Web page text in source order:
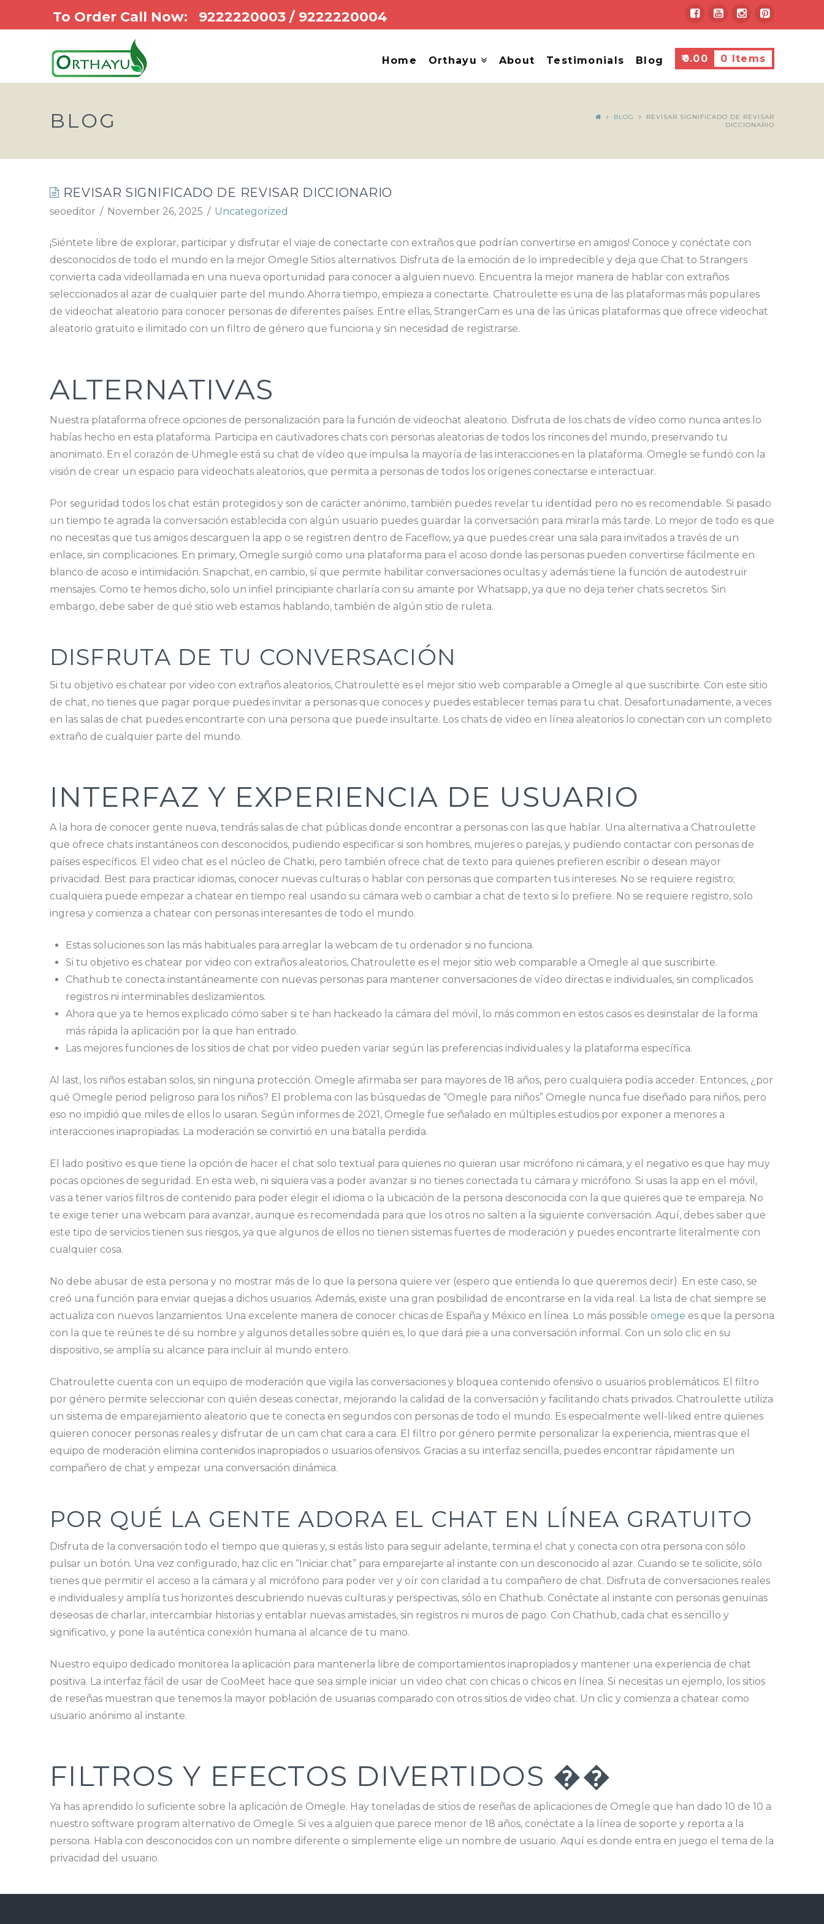
To Order Call Now: 9222220003/ 9222220004
Home Orthayu About Testimonials Blog ₹0.00 0 Items
BLOG BLOG
REVISAR SIGNIFICADO DE REVISAR
DICCIONARIO
REVISAR SIGNIFICADO DE REVISAR DICCIONARIO
seoeditor November 26, 2025 Uncategorized
¡Siéntete libre de explorar, participar y disfrutar el viaje de conectarte con extraños que podrían convertirse en amigos! Conoce y conéctate con
desconocidos de todo el mundo en la mejor Omegle Sitios alternativos. Disfruta de la emoción de lo impredecible y deja que Chat to Strangers
convierta cada videollamada en una nueva oportunidad para conocer a alguien nuevo. Encuentra la mejor manera de hablar con extraños
seleccionados al azar de cualquier parte del mundo.Ahorra tiempo, empieza a conectarte. Chatroulette es una de las plataformas más populares
de videochat aleatorio para conocer personas de diferentes países. Entre ellas, StrangerCam es una de las únicas plataformas que ofrece videochat
aleatorio gratuito e ilimitado con un filtro de género que funciona y sin necesidad de registrarse.
ALTERNATIVAS
Nuestra plataforma ofrece opciones de personalización para la función de videochat aleatorio. Disfruta de los chats de vídeo como nunca antes lo
habías hecho en esta plataforma. Participa en cautivadores chats con personas aleatorias de todos los rincones del mundo, preservando tu
anonimato. En el corazón de Uhmegle está su chat de vídeo que impulsa la mayoría de las interacciones en la plataforma. Omegle se fundó con la
visión de crear un espacio para videochats aleatorios, que permita a personas de todos los orígenes conectarse e interactuar.
Por seguridad todos los chat están protegidos y son de carácter anónimo, también puedes revelar tu identidad pero no es recomendable. Si pasado
un tiempo te agrada la conversación establecida con algún usuario puedes guardar la conversación para mirarla más tarde. Lo mejor de todo es que
no necesitas que tus amigos descarguen la app o se registren dentro de Faceflow, ya que puedes crear una sala para invitados a través de un
enlace, sin complicaciones. En primary, Omegle surgió como una plataforma para el acoso donde las personas pueden convertirse fácilmente en
blanco de acoso e intimidación. Snapchat, en cambio, sí que permite habilitar conversaciones ocultas y además tiene la función de autodestruir
mensajes. Como te hemos dicho, solo un infiel principiante charlaría con su amante por Whatsapp, ya que no deja tener chats secretos. Sin
embargo, debe saber de qué sitio web estamos hablando, también de algún sitio de ruleta.
DISFRUTA DE TU CONVERSACIÓN
Si tu objetivo es chatear por video con extraños aleatorios, Chatroulette es el mejor sitio web comparable a Omegle al que suscribirte. Con este sitio
de chat, no tienes que pagar porque puedes invitar a personas que conoces y puedes establecer temas para tu chat. Desafortunadamente, a veces
en las salas de chat puedes encontrarte con una persona que puede insultarte. Los chats de video en línea aleatorios lo conectan con un completo
extraño de cualquier parte del mundo.
INTERFAZ Y EXPERIENCIA DE USUARIO
A la hora de conocer gente nueva, tendrás salas de chat públicas donde encontrar a personas con las que hablar. Una alternativa a Chatroulette
que ofrece chats instantáneos con desconocidos, pudiendo especificar si son hombres, mujeres o parejas, y pudiendo contactar con personas de
países específicos. El video chat es el núcleo de Chatki, pero también ofrece chat de texto para quienes prefieren escribir o desean mayor
privacidad. Best para practicar idiomas, conocer nuevas culturas o hablar con personas que comparten tus intereses. No se requiere registro;
cualquiera puede empezar a chatear en tiempo real usando su cámara web o cambiar a chat de texto si lo prefiere. No se requiere registro, solo
ingresa y comienza a chatear con personas interesantes de todo el mundo.
Estas soluciones son las más habituales para arreglar la webcam de tu ordenador si no funciona.
Si tu objetivo es chatear por video con extraños aleatorios, Chatroulette es el mejor sitio web comparable a Omegle al que suscribirte.
Chathub te conecta instantáneamente con nuevas personas para mantener conversaciones de vídeo directas e individuales, sin complicados
registros ni interminables deslizamientos.
Ahora que ya te hemos explicado cómo saber si te han hackeado la cámara del móvil, lo más common en estos casos es desinstalar de la forma
más rápida la aplicación por la que han entrado.
Las mejores funciones de los sitios de chat por video pueden variar según las preferencias individuales y la plataforma específica.
Al last, los niños estaban solos, sin ninguna protección. Omegle afirmaba ser para mayores de 18 años, pero cualquiera podía acceder. Entonces, ¿por
qué Omegle period peligroso para los niños? El problema con las búsquedas de “Omegle para niños” Omegle nunca fue diseñado para niños, pero
eso no impidió que miles de ellos lo usaran. Según informes de 2021, Omegle fue señalado en múltiples estudios por exponer a menores a
interacciones inapropiadas. La moderación se convirtió en una batalla perdida.
El lado positivo es que tiene la opción de hacer el chat solo textual para quienes no quieran usar micrófono ni cámara, y el negativo es que hay muy
pocas opciones de seguridad. En esta web, ni siquiera vas a poder avanzar si no tienes conectada tu cámara y micrófono. Si usas la app en el móvil,
vas a tener varios filtros de contenido para poder elegir el idioma o la ubicación de la persona desconocida con la que quieres que te empareja. No
te exige tener una webcam para avanzar, aunque es recomendada para que los otros no salten a la siguiente conversación. Aquí, debes saber que
este tipo de servicios tienen sus riesgos, ya que algunos de ellos no tienen sistemas fuertes de moderación y puedes encontrarte literalmente con
cualquier cosa.
No debe abusar de esta persona y no mostrar más de lo que la persona quiere ver (espero que entienda lo que queremos decir). En este caso, se
creó una función para enviar quejas a dichos usuarios. Además, existe una gran posibilidad de encontrarse en la vida real. La lista de chat siempre se
actualiza con nuevos lanzamientos. Una excelente manera de conocer chicas de España y México en línea. Lo más possible omege es que la persona
con la que te reúnes te dé su nombre y algunos detalles sobre quién es, lo que dará pie a una conversación informal. Con un solo clic en su
dispositivo, se amplía su alcance para incluir al mundo entero.
Chatroulette cuenta con un equipo de moderación que vigila las conversaciones y bloquea contenido ofensivo o usuarios problemáticos. El filtro
por género permite seleccionar con quién deseas conectar, mejorando la calidad de la conversación y facilitando chats privados. Chatroulette utiliza
un sistema de emparejamiento aleatorio que te conecta en segundos con personas de todo el mundo. Es especialmente well-liked entre quienes
quieren conocer personas reales y disfrutar de un cam chat cara a cara. El filtro por género permite personalizar la experiencia, mientras que el
equipo de moderación elimina contenidos inapropiados o usuarios ofensivos. Gracias a su interfaz sencilla, puedes encontrar rápidamente un
compañero de chat y empezar una conversación dinámica.
POR QUÉ LA GENTE ADORA EL CHAT EN LÍNEA GRATUITO
Disfruta de la conversación todo el tiempo que quieras y, si estás listo para seguir adelante, termina el chat y conecta con otra persona con sólo
pulsar un botón. Una vez configurado, haz clic en “Iniciar chat” para emparejarte al instante con un desconocido al azar. Cuando se te solicite, sólo
tienes que permitir el acceso a la cámara y al micrófono para poder ver y oír con claridad a tu compañero de chat. Disfruta de conversaciones reales
e individuales y amplía tus horizontes descubriendo nuevas culturas y perspectivas, sólo en Chathub. Conéctate al instante con personas genuinas
deseosas de charlar, intercambiar historias y entablar nuevas amistades, sin registros ni muros de pago. Con Chathub, cada chat es sencillo y
significativo, y pone la auténtica conexión humana al alcance de tu mano.
Nuestro equipo dedicado monitorea la aplicación para mantenerla libre de comportamientos inapropiados y mantener una experiencia de chat
positiva. La interfaz fácil de usar de CooMeet hace que sea simple iniciar un video chat con chicas o chicos en línea. Si necesitas un ejemplo, los sitios
de reseñas muestran que tenemos la mayor población de usuarias comparado con otros sitios de video chat. Un clic y comienza a chatear como
usuario anónimo al instante.
FILTROS Y EFECTOS DIVERTIDOS ��
Ya has aprendido lo suficiente sobre la aplicación de Omegle. Hay toneladas de sitios de reseñas de aplicaciones de Omegle que han dado 10 de 10 a
nuestro software program alternativo de Omegle. Si ves a alguien que parece menor de 18 años, conéctate a la línea de soporte y reporta a la
persona. Habla con desconocidos con un nombre diferente o simplemente elige un nombre de usuario. Aquí es donde entra en juego el tema de la
privacidad del usuario.